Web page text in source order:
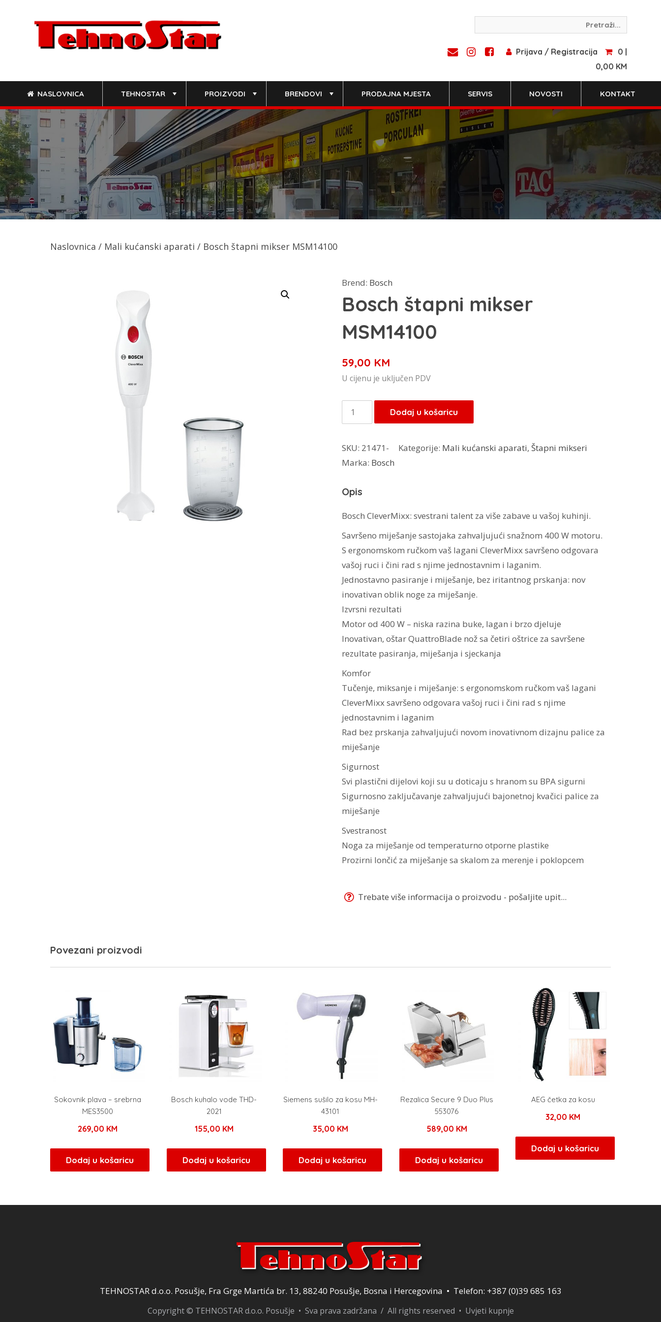
Prijava / Registracija
0 |
0,00 KM
NASLOVNICA TEHNOSTAR PROIZVODI BRENDOVI PRODAJNA MJESTA SERVIS NOVOSTI KONTAKT
Naslovnica / Mali kućanski aparati / Bosch štapni mikser MSM14100
Brend: Bosch
Bosch štapni mikser
MSM14100
59,00 KM
U cijenu je uključen PDV
Bosch
štapni
MSM14100
količina
Dodaj u košaricu
SKU: 21471- Kategorije: Mali kućanski aparati, Štapni mikseri
Marka: Bosch
Opis
Bosch CleverMixx: svestrani talent za više zabave u vašoj kuhinji.
Savršeno miješanje sastojaka zahvaljujući snažnom 400 W motoru.
S ergonomskom ručkom vaš lagani CleverMixx savršeno odgovara
vašoj ruci i čini rad s njime jednostavnim i laganim.
Jednostavno pasiranje i miješanje, bez iritantnog prskanja: nov
inovativan oblik noge za miješanje.
Izvrsni rezultati
Motor od 400 W – niska razina buke, lagan i brzo djeluje
Inovativan, oštar QuattroBlade nož sa četiri oštrice za savršene
rezultate pasiranja, miješanja i sjeckanja
Komfor
Tučenje, miksanje i miješanje: s ergonomskom ručkom vaš lagani
CleverMixx savršeno odgovara vašoj ruci i čini rad s njime
jednostavnim i laganim
Rad bez prskanja zahvaljujući novom inovativnom dizajnu palice za
miješanje
Sigurnost
Svi plastični dijelovi koji su u doticaju s hranom su BPA sigurni
Sigurnosno zaključavanje zahvaljujući bajonetnoj kvačici palice za
miješanje
Svestranost
Noga za miješanje od temperaturno otporne plastike
Prozirni lončić za miješanje sa skalom za merenje i poklopcem
Trebate više informacija o proizvodu - pošaljite upit...
Povezani proizvodi
Sokovnik plava – srebrna
MES3500
269,00 KM
Dodaj u košaricu
Bosch kuhalo vode THD-
2021
155,00 KM
Dodaj u košaricu
Siemens sušilo za kosu MH-
43101
35,00 KM
Dodaj u košaricu
Rezalica Secure 9 Duo Plus
553076
589,00 KM
Dodaj u košaricu
AEG četka za kosu
32,00 KM
Dodaj u košaricu
TEHNOSTAR d.o.o. Posušje, Fra Grge Martića br. 13, 88240 Posušje, Bosna i Hercegovina • Telefon: +387 (0)39 685 163
Copyright © TEHNOSTAR d.o.o. Posušje • Sva prava zadržana / All rights reserved • Uvjeti kupnje